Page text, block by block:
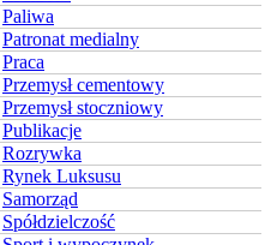
Paliwa
Patronat medialny
Praca
Przemysł cementowy
Przemysł stoczniowy
Publikacje
Rozrywka
Rynek Luksusu
Samorząd
Spółdzielczość